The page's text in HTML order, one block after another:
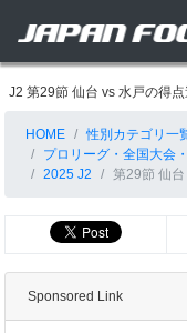
J2 第29節 仙台 vs 水戸の得
HOME 性別カテゴリ一
プロリーグ・全国大会
2025 J2
第29節 仙台
Sponsored Link